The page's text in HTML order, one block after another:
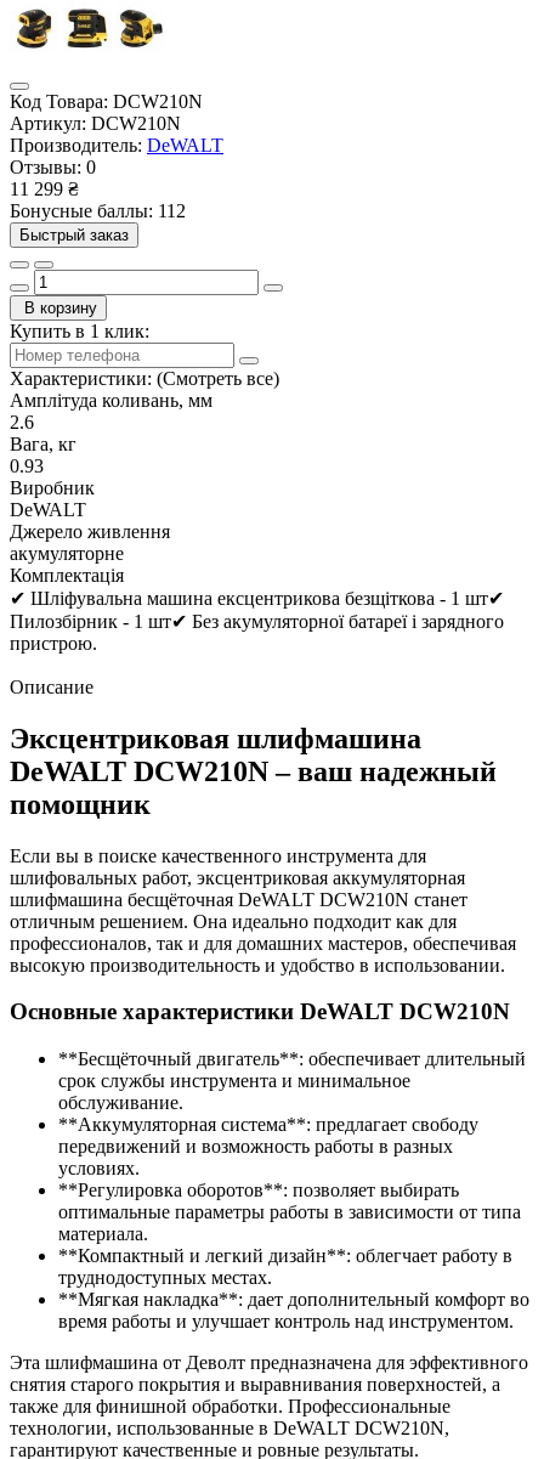
Код Товара: DCW210N
Артикул: DCW210N
Производитель: DeWALT
Отзывы: 0
11 299 ₴
Бонусные баллы: 112
Быстрый заказ
В корзину
Купить в 1 клик:
Характеристики: (Смотреть все)
Амплітуда коливань, мм
2.6
Вага, кг
0.93
Виробник
DeWALT
Джерело живлення
акумуляторне
Комплектація
✔ Шліфувальна машина ексцентрикова безщіткова - 1 шт✔
Пилозбірник - 1 шт✔ Без акумуляторної батареї і зарядного
пристрою.
Описание
Эксцентриковая шлифмашина
DeWALT DCW210N – ваш надежный
помощник
Если вы в поиске качественного инструмента для
шлифовальных работ, эксцентриковая аккумуляторная
шлифмашина бесщёточная DeWALT DCW210N станет
отличным решением. Она идеально подходит как для
профессионалов, так и для домашних мастеров, обеспечивая
высокую производительность и удобство в использовании.
Основные характеристики DeWALT DCW210N
**Бесщёточный двигатель**: обеспечивает длительный
срок службы инструмента и минимальное
обслуживание.
**Аккумуляторная система**: предлагает свободу
передвижений и возможность работы в разных
условиях.
**Регулировка оборотов**: позволяет выбирать
оптимальные параметры работы в зависимости от типа
материала.
**Компактный и легкий дизайн**: облегчает работу в
труднодоступных местах.
**Мягкая накладка**: дает дополнительный комфорт во
время работы и улучшает контроль над инструментом.
Эта шлифмашина от Деволт предназначена для эффективного
снятия старого покрытия и выравнивания поверхностей, а
также для финишной обработки. Профессиональные
технологии, использованные в DeWALT DCW210N,
гарантируют качественные и ровные результаты.